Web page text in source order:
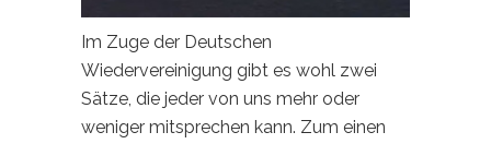
Im Zuge der Deutschen
Wiedervereinigung gibt es wohl zwei
Sätze, die jeder von uns mehr oder
weniger mitsprechen kann. Zum einen